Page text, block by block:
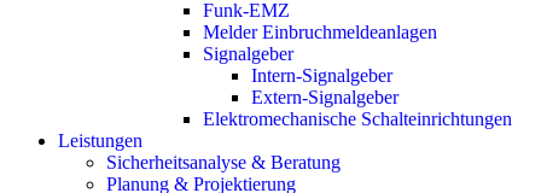
Funk-EMZ
Melder Einbruchmeldeanlagen
Signalgeber
Intern-Signalgeber
Extern-Signalgeber
Elektromechanische Schalteinrichtungen
Leistungen
Sicherheitsanalyse & Beratung
Planung & Projektierung​